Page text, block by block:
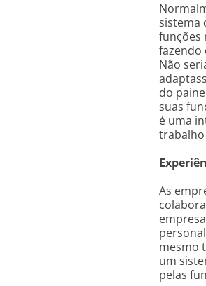
sistema
funções
fazendo
Não
do
suas
é uma
trabalho
As
mesmo
um
pelas